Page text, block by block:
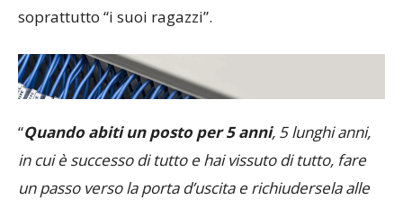
soprattutto “i suoi ragazzi”.
“Quando abiti un posto per 5 anni, 5 lunghi anni,
in cui è successo di tutto e hai vissuto di tutto, fare
un passo verso la porta d’uscita e richiudersela alle